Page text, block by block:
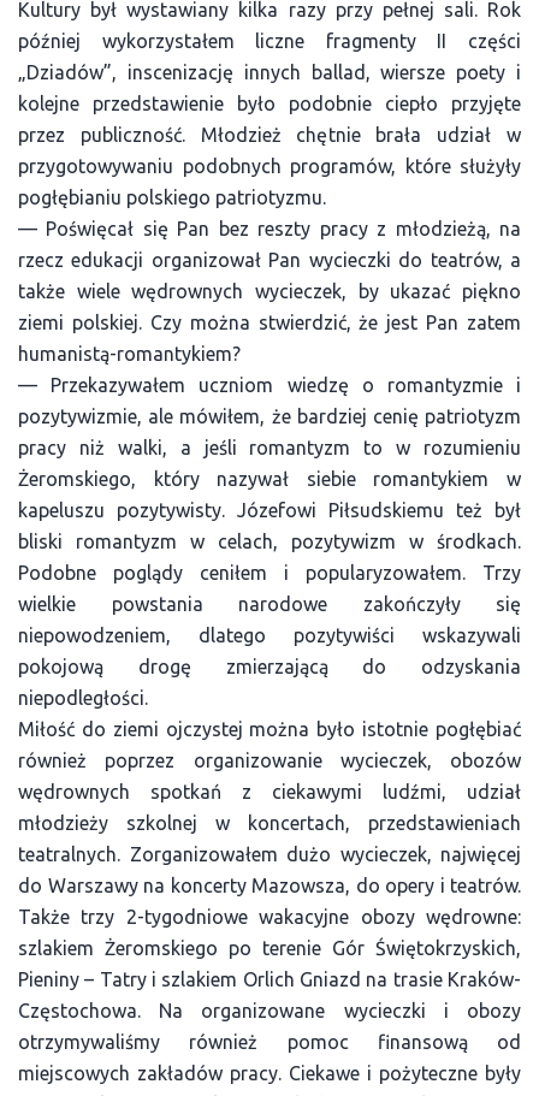
Kultury był wystawiany kilka razy przy pełnej sali. Rok
później wykorzystałem liczne fragmenty II części
„Dziadów”, inscenizację innych ballad, wiersze poety i
kolejne przedstawienie było podobnie ciepło przyjęte
przez publiczność. Młodzież chętnie brała udział w
przygotowywaniu podobnych programów, które służyły
pogłębianiu polskiego patriotyzmu.
— Poświęcał się Pan bez reszty pracy z młodzieżą, na
rzecz edukacji organizował Pan wycieczki do teatrów, a
także wiele wędrownych wycieczek, by ukazać piękno
ziemi polskiej. Czy można stwierdzić, że jest Pan zatem
humanistą-romantykiem?
— Przekazywałem uczniom wiedzę o romantyzmie i
pozytywizmie, ale mówiłem, że bardziej cenię patriotyzm
pracy niż walki, a jeśli romantyzm to w rozumieniu
Żeromskiego, który nazywał siebie romantykiem w
kapeluszu pozytywisty. Józefowi Piłsudskiemu też był
bliski romantyzm w celach, pozytywizm w środkach.
Podobne poglądy ceniłem i popularyzowałem. Trzy
wielkie powstania narodowe zakończyły się
niepowodzeniem, dlatego pozytywiści wskazywali
pokojową drogę zmierzającą do odzyskania
niepodległości.
Miłość do ziemi ojczystej można było istotnie pogłębiać
również poprzez organizowanie wycieczek, obozów
wędrownych spotkań z ciekawymi ludźmi, udział
młodzieży szkolnej w koncertach, przedstawieniach
teatralnych. Zorganizowałem dużo wycieczek, najwięcej
do Warszawy na koncerty Mazowsza, do opery i teatrów.
Także trzy 2-tygodniowe wakacyjne obozy wędrowne:
szlakiem Żeromskiego po terenie Gór Świętokrzyskich,
Pieniny – Tatry i szlakiem Orlich Gniazd na trasie Kraków-
Częstochowa. Na organizowane wycieczki i obozy
otrzymywaliśmy również pomoc finansową od
miejscowych zakładów pracy. Ciekawe i pożyteczne były